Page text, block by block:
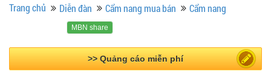
Trang chủ Diễn đàn Cẩm nang mua bán Cẩm nang
MBN share
>> Quảng cáo miễn phí